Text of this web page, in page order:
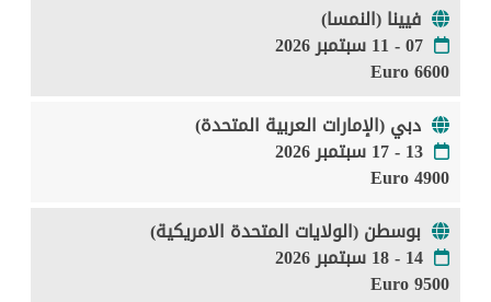
فيينا (النمسا)
07 - 11 سبتمبر 2026
6600 Euro
دبي (الإمارات العربية المتحدة)
13 - 17 سبتمبر 2026
4900 Euro
بوسطن (الولايات المتحدة الامريكية)
14 - 18 سبتمبر 2026
9500 Euro